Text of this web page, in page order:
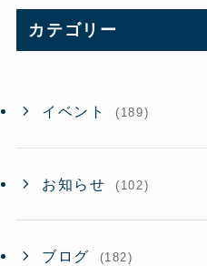
ブ
カテゴリー
イベント (189)
お知らせ (102)
ブログ (182)